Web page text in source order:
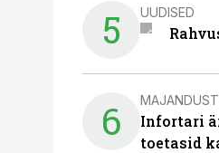
5 UUDISED
6
Infortari
toetasid